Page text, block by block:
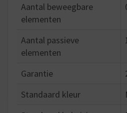
Aantal beweegbare
elementen
Aantal passieve
elementen
Garantie
Standaard kleur